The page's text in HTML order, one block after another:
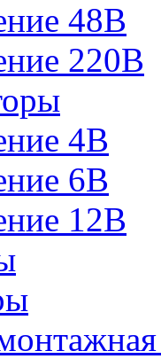
48В
220В
4В
6В
12В